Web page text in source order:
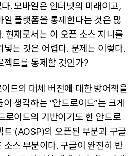
. 모바일은 인터넷의 미래이고,
일 플랫폼을 통제한다는 것은 많
현재로서는 이 오픈 소스 지니를
는 것은 어렵다. 문제는 이렇다.
젝트를 통제할 것인가?
드의 대체 버전에 대한 방어책을
생각하는 “안드로이드”는 크게
로이드의 기반이기도 한 안드로
트 (AOSP)의 오픈된 부분과 구글
소스 부분이다. 구글이 완전히 반